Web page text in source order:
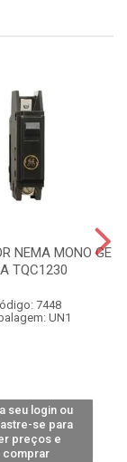
NEMA MONO GE
TQC1230
7448
UN1
seu login ou
se para
preços e
comprar